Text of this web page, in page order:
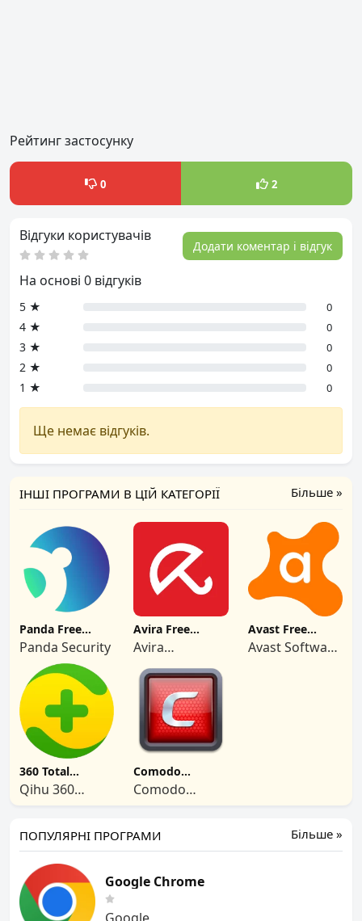
Рейтинг застосунку
0 2
Додати коментар і відгук
Відгуки користувачів
На основі 0 відгуків
5 ★ 0
4 ★ 0
3 ★ 0
2 ★ 0
1 ★ 0
Ще немає відгуків.
Більше »
ІНШІ ПРОГРАМИ В ЦІЙ КАТЕГОРІЇ
Panda Free
Antivirus
Panda Security
Avira Free
Antivirus
Avira
Operations
Avast Free
Antivirus
Avast Software
360 Total
Security
Qihu 360
Limited
Comodo
Antivirus
Comodo
Solutions, Inc.
Більше »
ПОПУЛЯРНІ ПРОГРАМИ
Google Chrome